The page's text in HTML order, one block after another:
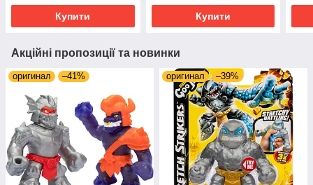
Купити Купити
Акційні пропозиції та новинки
оригинал –41% оригинал –39%